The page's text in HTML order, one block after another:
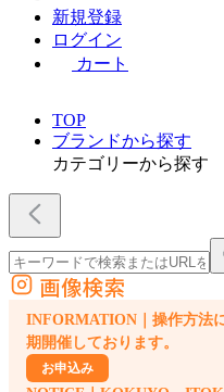
新規登録
ログイン
カート
TOP
ブランドから探す
カテゴリーから探す
外部サイトの商品をカートに追加
他のサイトで見つけた商品ページのURLを
画像検索
INFORMATION｜操作方法
期開催しております。
お申込み